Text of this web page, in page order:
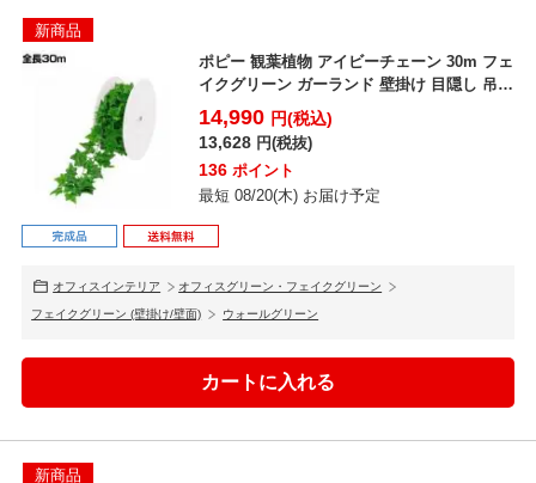
新商品
ポピー 観葉植物 アイビーチェーン 30m フェ
イクグリーン ガーランド 壁掛け 目隠し 吊り
葉 ...
14,990 円(税込)
13,628 円(税抜)
136 ポイント
最短 08/20(木) お届け予定
オフィスインテリア オフィスグリーン・フェイクグリーン
フェイクグリーン (壁掛け/壁面) ウォールグリーン
新商品